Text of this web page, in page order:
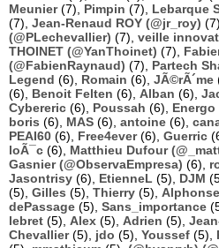
Meunier(7), Pimpin (7), Lebarque
(7), Jean-Renaud ROY (@jr_roy)
(@PLechevallier) (7), veille
THOINET (@YanThoinet) (7),
(@FabienRaynaud) (7), Partech
Legend (6), Romain (6), JÃ©rÃ´me
(6), Benoit Felten (6), Alban (6),
Cybereric (6), Poussah (6), Energo
boris (6), MAS (6), antoine (6),
PEAI60 (6), Free4ever(6), Guerric
loÃ¯c (6), Matthieu Dufour
Gasnier (@ObservaEmpresa) (6),
Jasontrisy (6), EtienneL (5), DJM
(5), Gilles (5), Thierry (5), Alphonse
dePassage (5), Sans_importance
lebret (5), Alex (5), Adrien (5),
Chevallier(5), jdo (5), Youssef (5),